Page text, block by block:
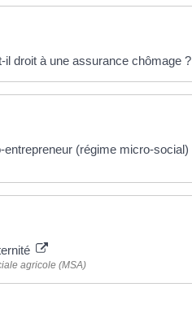
il droit à une assurance chômage ?
(régime micro-social)
agricole (MSA)